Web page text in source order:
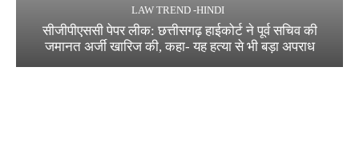
LAW TREND -HINDI
सीजीपीएससी पेपर लीक: छत्तीसगढ़ हाईकोर्ट ने पूर्व सचिव की
जमानत अर्जी खारिज की, कहा- यह हत्या से भी बड़ा अपराध